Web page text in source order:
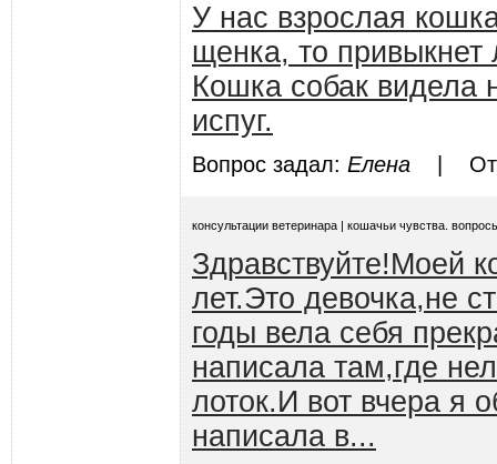
У нас взрослая
щенка, то привыкнет
Кошка собак видела
испуг.
Вопрос задал: Елена |
консультации ветеринара | кошачьи чувства.
Здравствуйте!Моей
лет.Это девочка,не
годы вела себя
написала там,где
лоток.И вот вчера я
написала в...